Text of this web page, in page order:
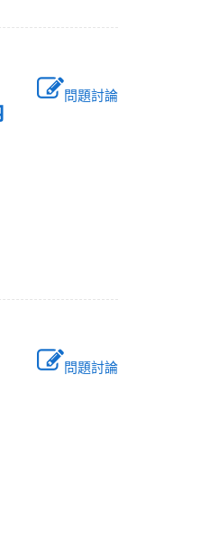
問題討論
問題討論